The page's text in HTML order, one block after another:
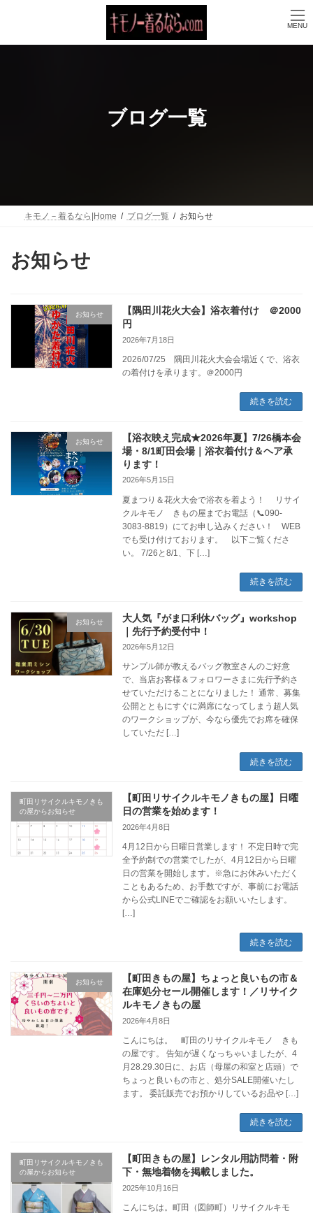
ン
ー
ブログ一覧
キモノ－着るなら|Home ブログ一覧 お知らせ
お知らせ
お知らせ
【隅田川花火大会】浴衣着付け ＠2000
円
2026年7月18日
2026/07/25 隅田川花火大会会場近くで、浴衣
の着付けを承ります。＠2000円
続きを読む
お知らせ
【浴衣映え完成★2026年夏】7/26橋本会
場・8/1町田会場｜浴衣着付け＆ヘア承
ります！
2026年5月15日
夏まつり＆花火大会で浴衣を着よう！ リサイ
クルキモノ きもの屋までお電話（📞090-
3083-8819）にてお申し込みください！ WEB
でも受け付けております。 以下ご覧くださ
い。 7/26と8/1、下 […]
続きを読む
お知らせ
大人気『がま口利休バッグ』workshop
｜先行予約受付中！
2026年5月12日
サンプル師が教えるバッグ教室さんのご好意
で、当店お客様＆フォロワーさまに先行予約さ
せていただけることになりました！ 通常、募集
公開とともにすぐに満席になってしまう超人気
のワークショップが、今なら優先でお席を確保
していただ […]
続きを読む
町田リサイクルキモノきも
の屋からお知らせ
【町田リサイクルキモノきもの屋】日曜
日の営業を始めます！
2026年4月8日
4月12日から日曜日営業します！ 不定日時で完
全予約制での営業でしたが、4月12日から日曜
日の営業を開始します。※急にお休みいただく
こともあるため、お手数ですが、事前にお電話
から公式LINEでご確認をお願いいたします。
[…]
続きを読む
お知らせ
【町田きもの屋】ちょっと良いもの市＆
在庫処分セール開催します！／リサイク
ルキモノきもの屋
2026年4月8日
こんにちは。 町田のリサイクルキモノ きも
の屋です。 告知が遅くなっちゃいましたが、4
月28.29.30日に、お店（母屋の和室と店頭）で
ちょっと良いもの市と、処分SALE開催いたし
ます。 委託販売でお預かりしているお品や […]
続きを読む
町田リサイクルキモノきも
の屋からお知らせ
【町田きもの屋】レンタル用訪問着・附
下・無地着物を掲載しました。
2025年10月16日
こんにちは。町田（図師町）リサイクルキモ
MENU